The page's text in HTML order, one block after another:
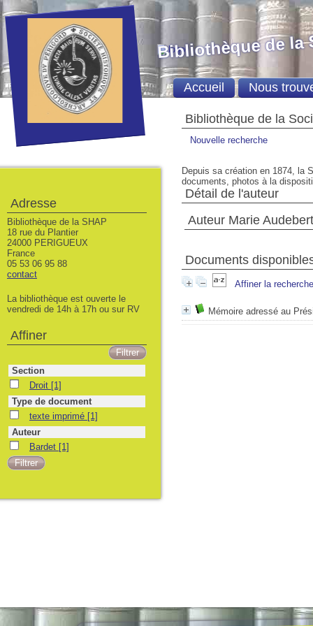
Bibliothèque de la
Nouvelle recherche
Depuis sa création en 1874, la
documents, photos à la
Détail de l'auteur
Auteur Marie Audebert
Documents
Affiner la recherche
Mémoire adressé au
Bibliothèque de la
Accueil Nous
Adresse
Bibliothèque de la SHAP
18 rue du Plantier
24000 PERIGUEUX
France
05 53 06 95 88
contact
La bibliothèque est ouverte le
vendredi de 14h à 17h ou sur RV
Affiner
Section
Droit [1]
Type de document
texte imprimé [1]
Auteur
Bardet [1]